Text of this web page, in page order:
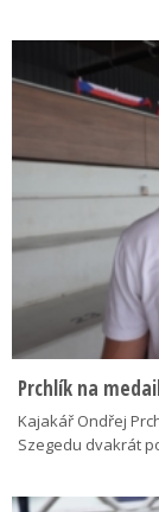
Prchlík na
Kajakář Ondřej
Szegedu dvakrát